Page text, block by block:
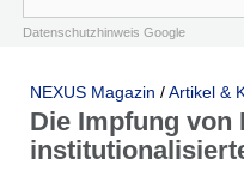
Datenschutzhinweis Google
NEXUS Magazin /Artikel &
Die Impfung von